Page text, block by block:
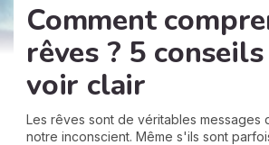
Comment
rêves ? 5
voir clair
Les rêves sont de véritables messages
notre inconscient. Même s'ils sont